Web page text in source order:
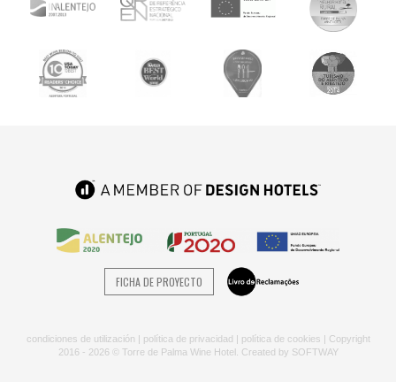
FICHA DE PROYECTO
condiciones de utilización | política de privacidad | política de cookies | Copyright
2016 - 2026 © Torre de Palma Wine Hotel. Created by SOFTWAY